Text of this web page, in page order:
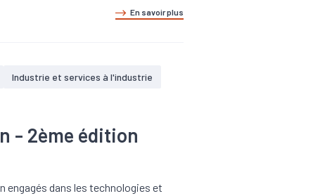
En savoir plus
Industrie et services à l'industrie
- 2ème édition
engagés dans les technologies et